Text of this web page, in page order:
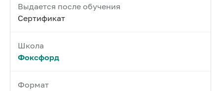
Выдается после обучения
Сертификат
Школа
Фоксфорд
Формат